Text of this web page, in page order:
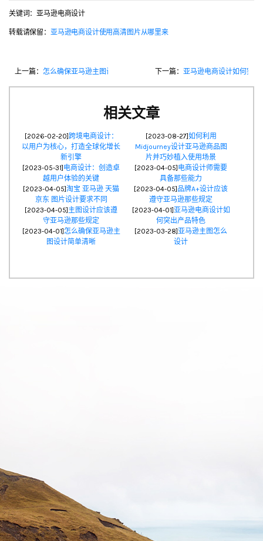
关键词：亚马逊电商设计
转载请保留： 亚马逊电商设计使用高清图片从哪里来
上一篇： 怎么确保亚马逊主图设计简单清晰 下一篇： 亚马逊电商设计如何突出
相关文章
[2026-02-20]跨境电商设计：
以用户为核心，打造全球化增长
新引擎
[2023-08-27]如何利用
Midjourney设计亚马逊商品图
片并巧妙植入使用场景
[2023-05-31]电商设计：创造卓
越用户体验的关键
[2023-04-05]电商设计师需要
具备那些能力
[2023-04-05]淘宝 亚马逊 天猫
京东 图片设计要求不同
[2023-04-05]品牌A+设计应该
遵守亚马逊那些规定
[2023-04-05]主图设计应该遵
守亚马逊那些规定
[2023-04-01]亚马逊电商设计如
何突出产品特色
[2023-04-01]怎么确保亚马逊主
图设计简单清晰
[2023-03-28]亚马逊主图怎么
设计